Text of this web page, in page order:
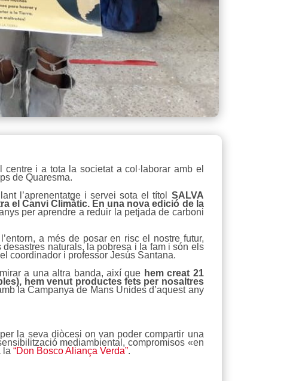
i a tota la societat a col·laborar amb el
de Quaresma.
l’aprenentatge i servei sota el títol SALVA
el Canvi Climàtic. En una nova edició de la
per aprendre a reduir la petjada de carboni
a més de posar en risc el nostre futur,
naturals, la pobresa i la fam i són els
coordinador i professor Jesús Santana.
a una altra banda, així que hem creat 21
hem venut productes fets per nosaltres
la Campanya de Mans Unides d’aquest any
la seva diòcesi on van poder compartir una
mediambiental, compromisos «en
la“Don Bosco Aliança Verda”.